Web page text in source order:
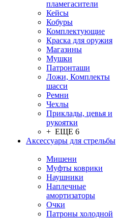
пламегасители
Кейсы
Кобуры
Комплектующие
Краска для оружия
Магазины
Мушки
Патронташи
Ложи, Комплекты
шасси
Ремни
Чехлы
Приклады, цевья и
рукоятки
+ ЕЩЕ 6
Аксессуары для стрельбы
Мишени
Муфты коврики
Наушники
Наплечные
амортизаторы
Очки
Патроны холодной